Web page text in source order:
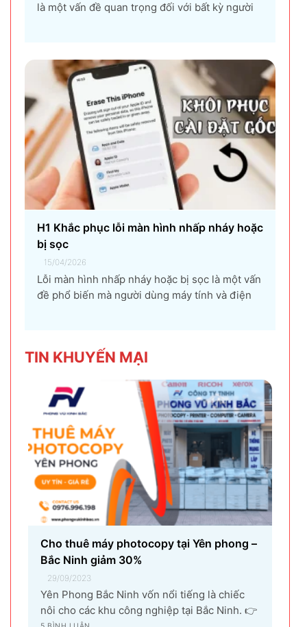
là một vấn đề quan trọng đối với bất kỳ người
gây ra...
H1 Khắc phục lỗi màn hình nhấp nháy hoặc
bị sọc
15/04/2026
Lỗi màn hình nhấp nháy hoặc bị sọc là một vấn
đề phổ biến mà người dùng máy tính và điện
nhân...
TIN KHUYẾN MẠI
Cho thuê máy photocopy tại Yên phong –
Bắc Ninh giảm 30%
29/09/2023
Yên Phong Bắc Ninh vốn nổi tiếng là chiếc
nôi cho các khu công nghiệp tại Bắc Ninh. 👉